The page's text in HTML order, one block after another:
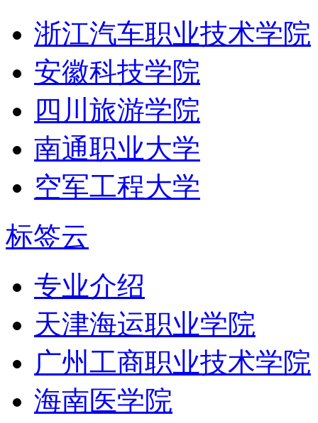
浙江汽车职业技术学院
安徽科技学院
四川旅游学院
南通职业大学
空军工程大学
标签云
专业介绍
天津海运职业学院
广州工商职业技术学院
海南医学院